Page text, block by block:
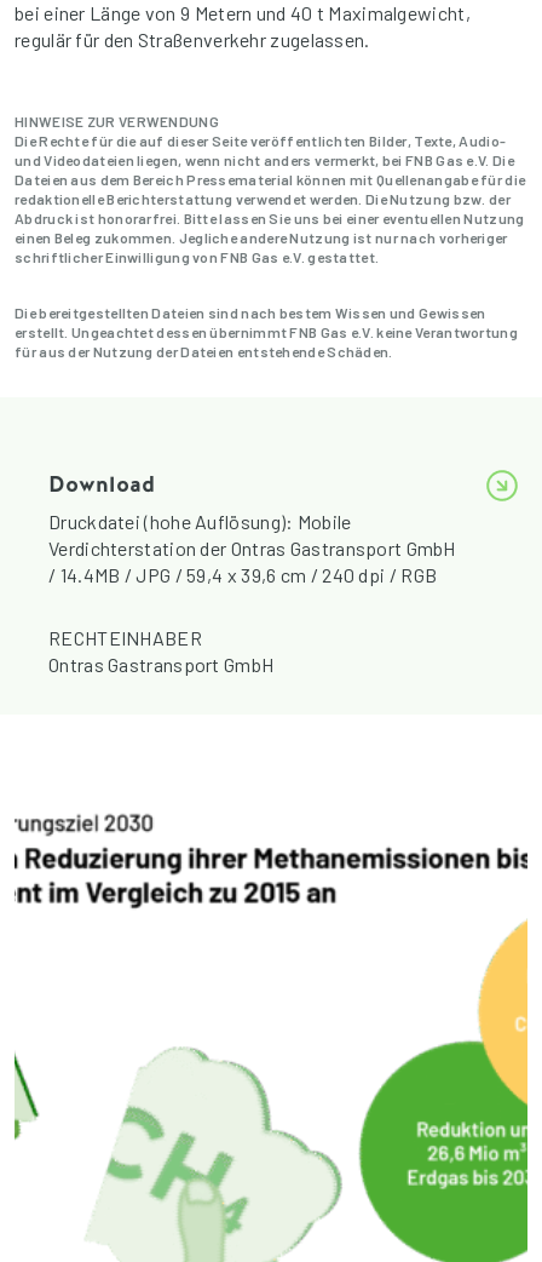
bei einer Länge von 9 Metern und 40 t Maximalgewicht,
regulär für den Straßenverkehr zugelassen.
HINWEISE ZUR VERWENDUNG
Die Rechte für die auf dieser Seite veröffentlichten Bilder, Texte, Audio-
und Videodateien liegen, wenn nicht anders vermerkt, bei FNB Gas e.V. Die
Dateien aus dem Bereich Pressematerial können mit Quellenangabe für die
redaktionelle Berichterstattung verwendet werden. Die Nutzung bzw. der
Abdruck ist honorarfrei. Bitte lassen Sie uns bei einer eventuellen Nutzung
einen Beleg zukommen. Jegliche andere Nutzung ist nur nach vorheriger
schriftlicher Einwilligung von FNB Gas e.V. gestattet.
Die bereitgestellten Dateien sind nach bestem Wissen und Gewissen
erstellt. Ungeachtet dessen übernimmt FNB Gas e.V. keine Verantwortung
für aus der Nutzung der Dateien entstehende Schäden.
Download
Druckdatei (hohe Auflösung): Mobile
Verdichterstation der Ontras Gastransport GmbH
/ 14.4MB / JPG / 59,4 x 39,6 cm / 240 dpi / RGB
RECHTEINHABER
Ontras Gastransport GmbH